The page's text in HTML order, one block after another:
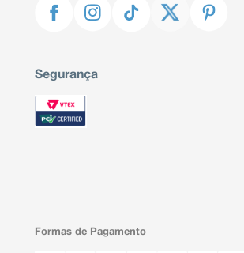
Segurança
Formas de Pagamento